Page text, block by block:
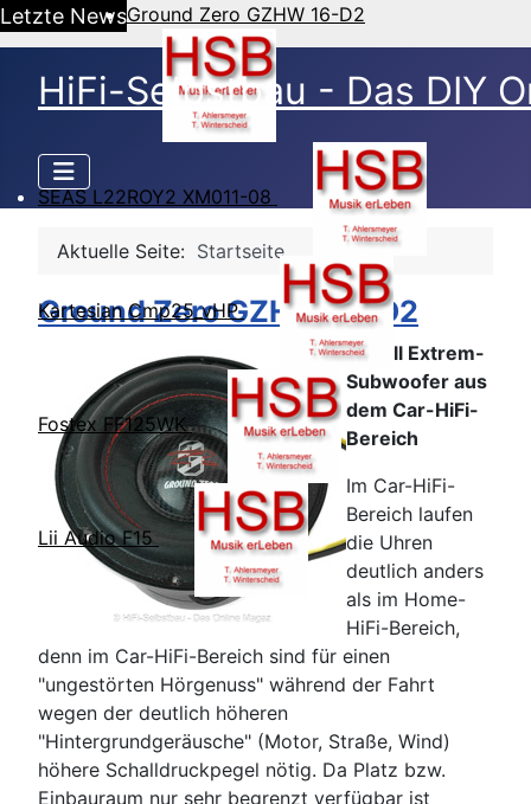
Letzte NewsGround Zero GZHW 16-D2
SEAS L22ROY2 XM011-08
Kartesian Cmp25_vHP
Fostex FF125WK
Lii Audio F15
HiFi-Selbstbau - Das DIY
Aktuelle Seite: Startseite
Ground Zero GZHW 16-D2
6-Zoll Extrem-
Subwoofer aus
dem Car-HiFi-
Bereich
Im Car-HiFi-
Bereich laufen
die Uhren
deutlich anders
als im Home-
HiFi-Bereich,
denn im Car-HiFi-Bereich sind für einen
"ungestörten Hörgenuss" während der Fahrt
wegen der deutlich höheren
"Hintergrundgeräusche" (Motor, Straße, Wind)
höhere Schalldruckpegel nötig. Da Platz bzw.
Einbauraum nur sehr begrenzt verfügbar ist